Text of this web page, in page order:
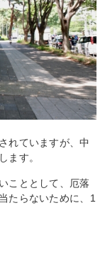
れていますが、中
ます。
こととして、厄落
たらないために、1